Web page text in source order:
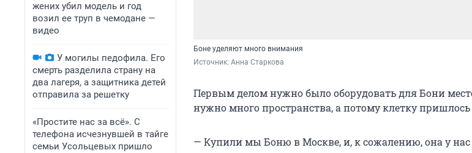
жених убил модель и год
возил ее труп в чемодане —
видео
У могилы педофила. Его
смерть разделила страну на
два лагеря, а защитника детей
отправила за решетку
«Простите нас за всё». С
телефона исчезнувшей в тайге
семьи Усольцевых пришло
Боне уделяют много внимания
Источник: Анна Старкова
Первым делом нужно было оборудовать для Бони
нужно много пространства, а потому клетку
— Купили мы Боню в Москве, и, к сожалению, она у нас